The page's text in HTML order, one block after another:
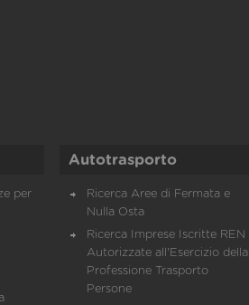
per
Autotrasporto
Ricerca Aree di Fermata e
Nulla Osta
Ricerca Imprese Iscritte REN
Autorizzate all'Esercizio della
Professione Trasporto
Persone